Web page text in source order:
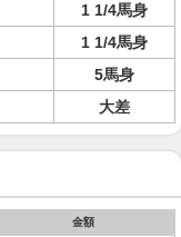
1 1/4馬身
1 1/4馬身
5馬身
大差
金額